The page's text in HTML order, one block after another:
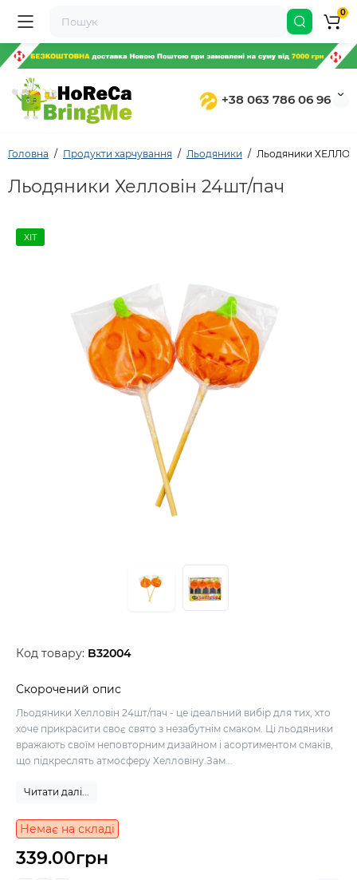
+38 063 786 06 96
0
Головна Продукти харчування Льодяники Льодяники
Льодяники Хелловін 24шт/пач
ХІТ
Код товару: B32004
Скорочений опис
Льодяники Хелловін 24шт/пач - це ідеальний вибір для тих, хто
хоче прикрасити своє свято з незабутнім смаком. Ці льодяники
вражають своїм неповторним дизайном і асортиментом смаків,
що підкреслять атмосферу Хелловіну.Зам...
Читати далі...
Немає на складі
339.00грн